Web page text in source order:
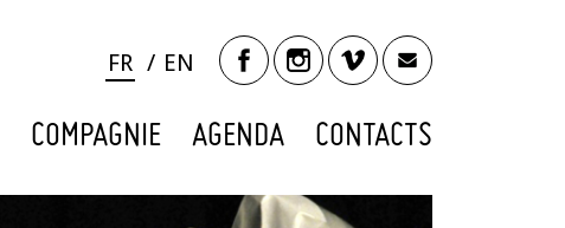
FR EN
COMPAGNIE AGENDA CONTACTS